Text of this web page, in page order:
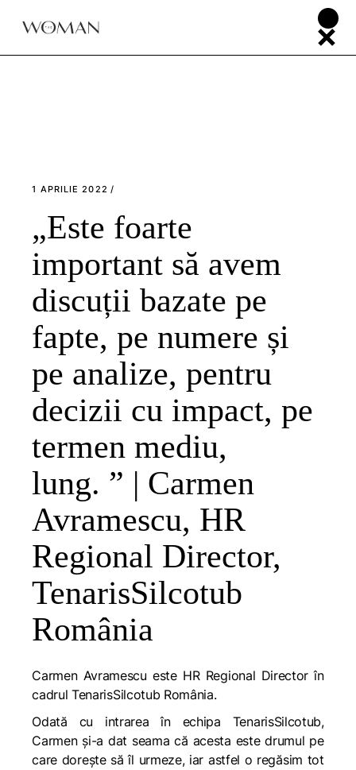
1 APRILIE 2022
„Este foarte
important să avem
discuții bazate pe
fapte, pe numere și
pe analize, pentru
decizii cu impact, pe
termen mediu,
lung. ” | Carmen
Avramescu, HR
Regional Director,
TenarisSilcotub
România
Carmen Avramescu este HR Regional Director în
cadrul TenarisSilcotub România.
Odată cu intrarea în echipa TenarisSilcotub,
Carmen și-a dat seama că acesta este drumul pe
care dorește să îl urmeze, iar astfel o regăsim tot